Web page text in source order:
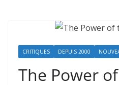
CRITIQUES DEPUIS 2000
The Power